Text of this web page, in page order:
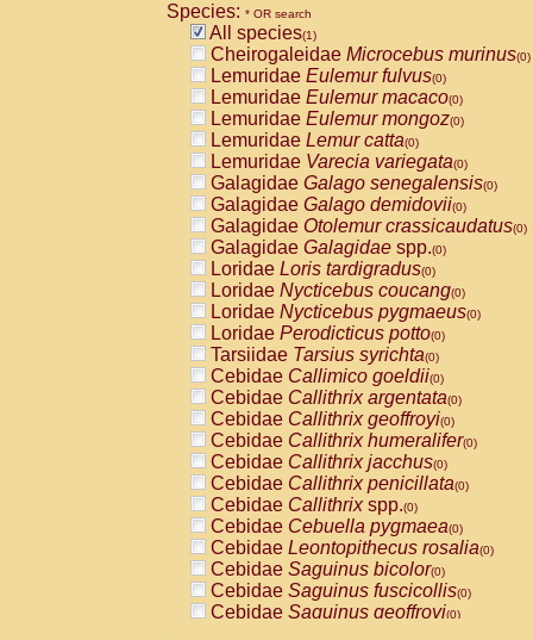
Species: * OR search
All species(1)
Cheirogaleidae Microcebus murinus(0)
Lemuridae Eulemur fulvus(0)
Lemuridae Eulemur macaco(0)
Lemuridae Eulemur mongoz(0)
Lemuridae Lemur catta(0)
Lemuridae Varecia variegata(0)
Galagidae Galago senegalensis(0)
Galagidae Galago demidovii(0)
Galagidae Otolemur crassicaudatus(0)
Galagidae Galagidae spp.(0)
Loridae Loris tardigradus(0)
Loridae Nycticebus coucang(0)
Loridae Nycticebus pygmaeus(0)
Loridae Perodicticus potto(0)
Tarsiidae Tarsius syrichta(0)
Cebidae Callimico goeldii(0)
Cebidae Callithrix argentata(0)
Cebidae Callithrix geoffroyi(0)
Cebidae Callithrix humeralifer(0)
Cebidae Callithrix jacchus(0)
Cebidae Callithrix penicillata(0)
Cebidae Callithrixspp.(0)
Cebidae Cebuella pygmaea(0)
Cebidae Leontopithecus rosalia(0)
Cebidae Saguinus bicolor(0)
Cebidae Saguinus fuscicollis(0)
Cebidae Saguinus geoffroyi(0)